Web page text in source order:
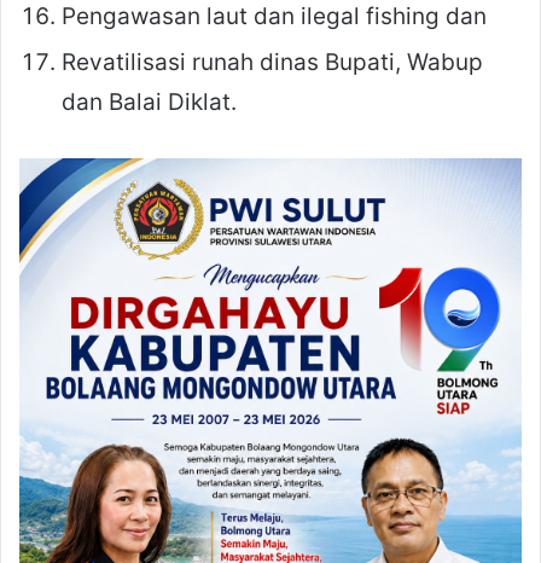
Pengawasan laut dan ilegal fishing dan
Revatilisasi runah dinas Bupati, Wabup
dan Balai Diklat.